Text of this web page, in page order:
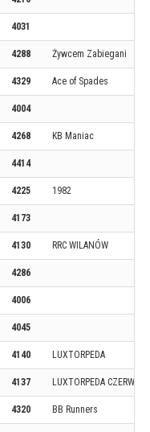
4031
4288 Żywcem Zabiegani
4329 Ace of Spades
4004
4268 KB Maniac
4414
4225 1982
4173
4130 RRC WILANÓW
4286
4006
4045
4140 LUXTORPEDA
4137 LUXTORPEDA
4320 BB Runners